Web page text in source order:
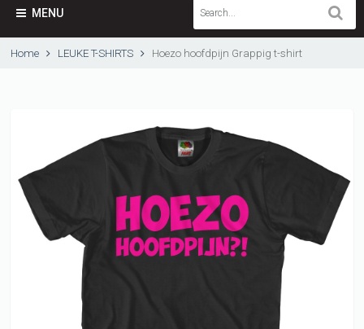
MENU
Home LEUKE T-SHIRTS Hoezo hoofdpijn Grappig t-shirt